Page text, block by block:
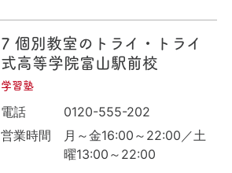
7 個別教室のトライ・トライ
式高等学院富山駅前校
学習塾
電話
0120-555-202
営業時間
月～金16:00～22:00／土
曜13:00～22:00